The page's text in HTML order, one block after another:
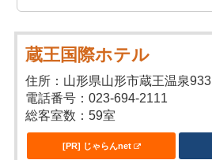
蔵王国際ホテル
住所：山形県山形市蔵王温泉933
電話番号：023-694-2111
総客室数：59室
[PR] じゃらんnet